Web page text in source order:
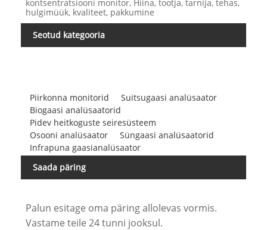
kontsentratsiooni monitor, Hiina, tootja, tarnija, tehas,
hulgimüük, kvaliteet, pakkumine
Seotud kategooria
Piirkonna monitorid
Suitsugaasi analüsaator
Biogaasi analüsaatorid
Pidev heitkoguste seiresüsteem
Osooni analüsaator
Süngaasi analüsaatorid
Infrapuna gaasianalüsaator
Saada päring
Palun esitage oma päring allolevas vormis.
Vastame teile 24 tunni jooksul.